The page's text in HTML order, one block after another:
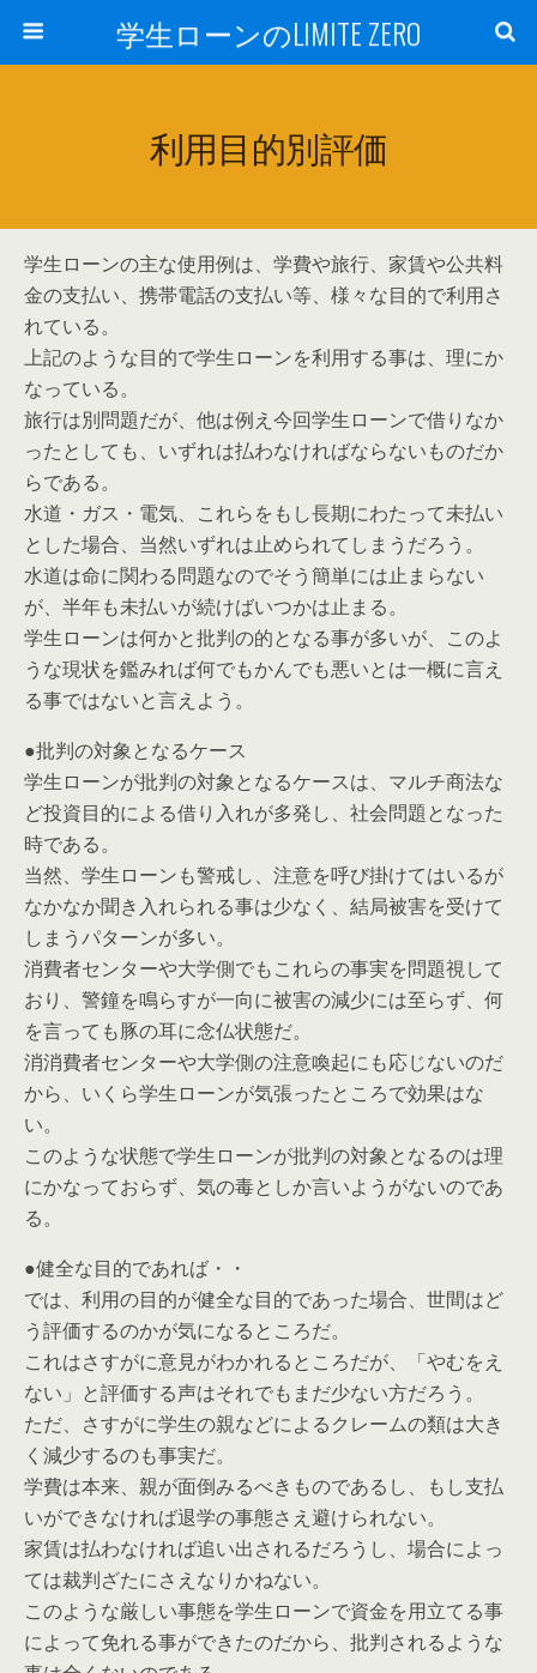
学生ローンのLIMITE ZERO
利用目的別評価
学生ローンの主な使用例は、学費や旅行、家賃や公共料
金の支払い、携帯電話の支払い等、様々な目的で利用さ
れている。
上記のような目的で学生ローンを利用する事は、理にか
なっている。
旅行は別問題だが、他は例え今回学生ローンで借りなか
ったとしても、いずれは払わなければならないものだか
らである。
水道・ガス・電気、これらをもし長期にわたって未払い
とした場合、当然いずれは止められてしまうだろう。
水道は命に関わる問題なのでそう簡単には止まらない
が、半年も未払いが続けばいつかは止まる。
学生ローンは何かと批判の的となる事が多いが、このよ
うな現状を鑑みれば何でもかんでも悪いとは一概に言え
る事ではないと言えよう。
●批判の対象となるケース
学生ローンが批判の対象となるケースは、マルチ商法な
ど投資目的による借り入れが多発し、社会問題となった
時である。
当然、学生ローンも警戒し、注意を呼び掛けてはいるが
なかなか聞き入れられる事は少なく、結局被害を受けて
しまうパターンが多い。
消費者センターや大学側でもこれらの事実を問題視して
おり、警鐘を鳴らすが一向に被害の減少には至らず、何
を言っても豚の耳に念仏状態だ。
消消費者センターや大学側の注意喚起にも応じないのだ
から、いくら学生ローンが気張ったところで効果はな
い。
このような状態で学生ローンが批判の対象となるのは理
にかなっておらず、気の毒としか言いようがないのであ
る。
●健全な目的であれば・・
では、利用の目的が健全な目的であった場合、世間はど
う評価するのかが気になるところだ。
これはさすがに意見がわかれるところだが、「やむをえ
ない」と評価する声はそれでもまだ少ない方だろう。
ただ、さすがに学生の親などによるクレームの類は大き
く減少するのも事実だ。
学費は本来、親が面倒みるべきものであるし、もし支払
いができなければ退学の事態さえ避けられない。
家賃は払わなければ追い出されるだろうし、場合によっ
ては裁判ざたにさえなりかねない。
このような厳しい事態を学生ローンで資金を用立てる事
によって免れる事ができたのだから、批判されるような